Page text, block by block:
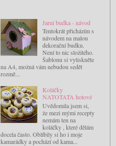
Jarní budka - návod
Tentokrát přicházím s
návodem na malou
dekorační budku.
Není to nic složitého.
Šablonu si vytiskněte
na A4, možná vám nebudou sedět
rozmě...
Koláčky
NATOTATA hotové
Uvědomila jsem si,
že mezi mými recepty
nemám ten na
koláčky , které dělám
docela často. Oblíbily si ho i moje
kamarádky a pochází od kama...